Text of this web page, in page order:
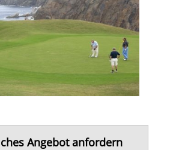
Angebot anfordern